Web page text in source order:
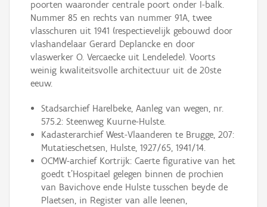
poorten waaronder centrale poort onder I-balk.
Nummer 85 en rechts van nummer 91A, twee
vlasschuren uit 1941 (respectievelijk gebouwd door
vlashandelaar Gerard Deplancke en door
vlaswerker O. Vercaecke uit Lendelede). Voorts
weinig kwaliteitsvolle architectuur uit de 20ste
eeuw.
Stadsarchief Harelbeke, Aanleg van wegen, nr.
575.2: Steenweg Kuurne-Hulste.
Kadasterarchief West-Vlaanderen te Brugge, 207:
Mutatieschetsen, Hulste, 1927/65, 1941/14.
OCMW-archief Kortrijk: Caerte figurative van het
goedt t'Hospitael gelegen binnen de prochien
van Bavichove ende Hulste tusschen beyde de
Plaetsen, in Register van alle leenen,